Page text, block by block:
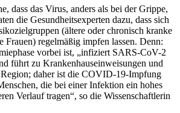
dass das Virus, anders als bei der Grippe,
die Gesundheitsexperten dazu, dass sich
(ältere oder chronisch kranke
Frauen) regelmäßig impfen lassen. Denn:
vorbei ist, „infiziert SARS-CoV-2
führt zu Krankenhauseinweisungen und
daher ist die COVID-19-Impfung
die bei einer Infektion ein hohes
Verlauf tragen“, so die Wissenschaftlerin